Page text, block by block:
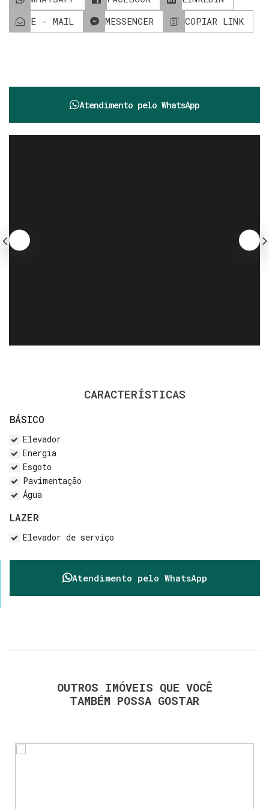
E - MAIL
MESSENGER COPIAR LINK
Atendimento pelo WhatsApp
CARACTERÍSTICAS
BÁSICO
Elevador
Energia
Esgoto
Pavimentação
Água
LAZER
Elevador de serviço
Atendimento pelo WhatsApp
OUTROS IMÓVEIS QUE VOCÊ
TAMBÉM POSSA GOSTAR